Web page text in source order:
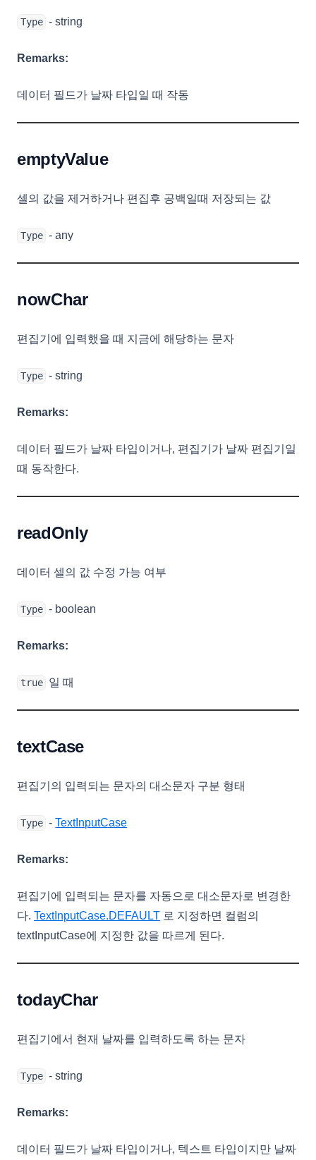
Type - string
Remarks:
데이터 필드가 날짜 타입일 때 작동
emptyValue
셀의 값을 제거하거나 편집후 공백일때 저장되는 값
Type - any
nowChar
편집기에 입력했을 때 지금에 해당하는 문자
Type - string
Remarks:
데이터 필드가 날짜 타입이거나, 편집기가 날짜 편집기일
때 동작한다.
readOnly
데이터 셀의 값 수정 가능 여부
Type - boolean
Remarks:
true 일 때
textCase
편집기의 입력되는 문자의 대소문자 구분 형태
Type -TextInputCase
Remarks:
편집기에 입력되는 문자를 자동으로 대소문자로 변경한
다. TextInputCase.DEFAULT 로 지정하면 컬럼의
textInputCase에 지정한 값을 따르게 된다.
todayChar
편집기에서 현재 날짜를 입력하도록 하는 문자
Type - string
Remarks:
데이터 필드가 날짜 타입이거나, 텍스트 타입이지만 날짜